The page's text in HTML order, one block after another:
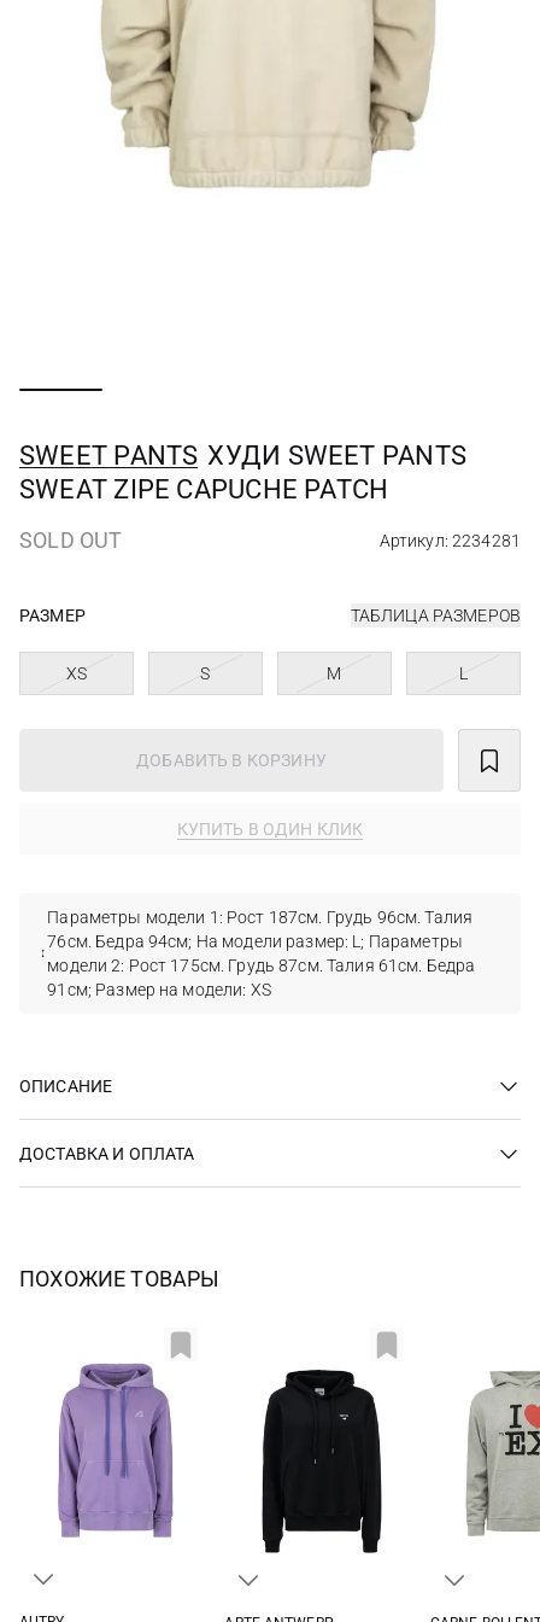
SWEET PANTS ХУДИ SWEET PANTS
SWEAT ZIPE CAPUCHE PATCH
SOLD OUT Артикул: 2234281
РАЗМЕР ТАБЛИЦА РАЗМЕРОВ
XS S M L
ДОБАВИТЬ В КОРЗИНУ
КУПИТЬ В ОДИН КЛИК
Параметры модели 1: Рост 187см. Грудь 96см. Талия
76см. Бедра 94см; На модели размер: L; Параметры
модели 2: Рост 175см. Грудь 87см. Талия 61см. Бедра
91см; Размер на модели: XS
ОПИСАНИЕ
ДОСТАВКА И ОПЛАТА
ПОХОЖИЕ ТОВАРЫ